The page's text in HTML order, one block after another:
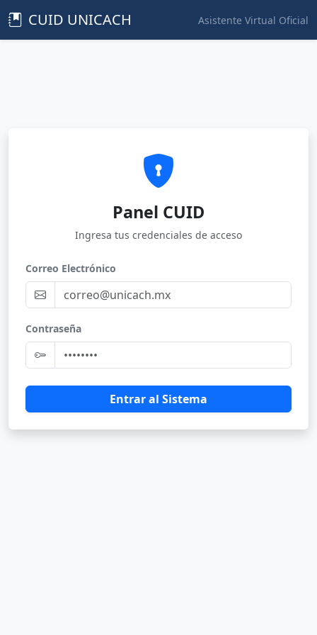
CUID UNICACH Asistente Virtual Oficial
Panel CUID
Ingresa tus credenciales de acceso
Correo Electrónico
Contraseña
Entrar al Sistema